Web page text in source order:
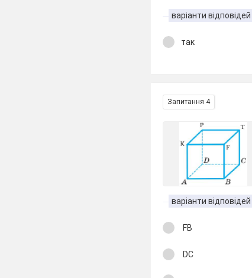
варіанти відповідей
так
Запитання 4
варіанти відповідей
FB
DC